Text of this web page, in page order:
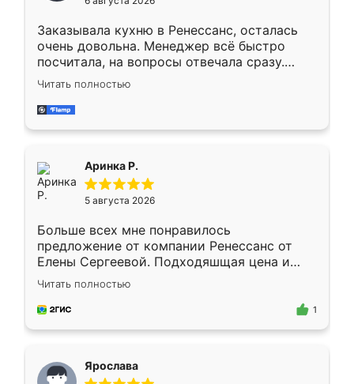
мебели буду заказывать только здесь.
Заказывала кухню в Ренессанс, осталась
очень довольна. Менеджер всё быстро
посчитала, на вопросы отвечала сразу.
Замерщик приехал в субботу, подошёл к
делу со всей ответственностью. Собрали
за день, ребята работали аккуратно, даже
Читать полностью
Аринка Р.
5 августа 2026
Больше всех мне понравилось
предложение от компании Ренессанс от
Елены Сергеевой. Подходяшщая цена и
короткие сроки изготовления. Приехавший
для замера сотрудник Владислав
предложил по моему эскизу самый
Читать полностью
1
Ярослава